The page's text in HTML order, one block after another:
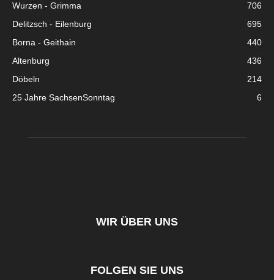
Wurzen - Grimma
706
Delitzsch - Eilenburg
695
Borna - Geithain
440
Altenburg
436
Döbeln
214
25 Jahre SachsenSonntag
6
WIR ÜBER UNS
FOLGEN SIE UNS